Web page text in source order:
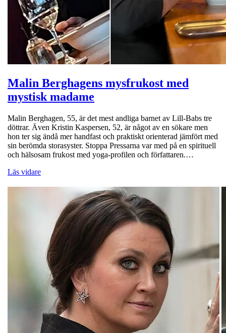
Malin Berghagens mysfrukost med
mystisk madame
Malin Berghagen, 55, är det mest andliga barnet av Lill-Babs tre
döttrar. Även Kristin Kaspersen, 52, är något av en sökare men
hon ter sig ändå mer handfast och praktiskt orienterad jämfört med
sin berömda storasyster. Stoppa Pressarna var med på en spirituell
och hälsosam frukost med yoga-profilen och författaren.…
Läs vidare